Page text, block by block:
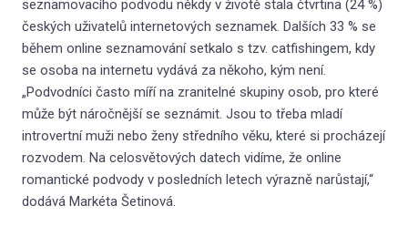
Blog
seznamovacího podvodu někdy v životě stala čtvrtina (24 %)
českých uživatelů internetových seznamek. Dalších 33 % se
během online seznamování setkalo s tzv. catfishingem, kdy
se osoba na internetu vydává za někoho, kým není.
„Podvodníci často míří na zranitelné skupiny osob, pro které
může být náročnější se seznámit. Jsou to třeba mladí
introvertní muži nebo ženy středního věku, které si procházejí
rozvodem. Na celosvětových datech vidíme, že online
romantické podvody v posledních letech výrazně narůstají,“
dodává Markéta Šetinová.